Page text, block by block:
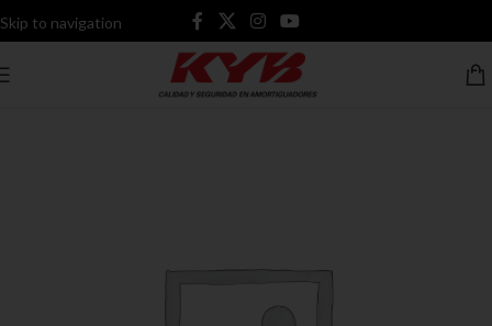
Skip to navigation
Skip to main content